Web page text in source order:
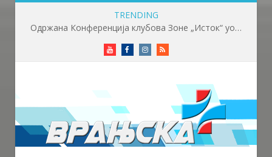
TRENDING
Одржана Конференција клубова Зоне „Исток“ уочи почетка нове сезоне
YoutubeFacebookInstagram
RSS